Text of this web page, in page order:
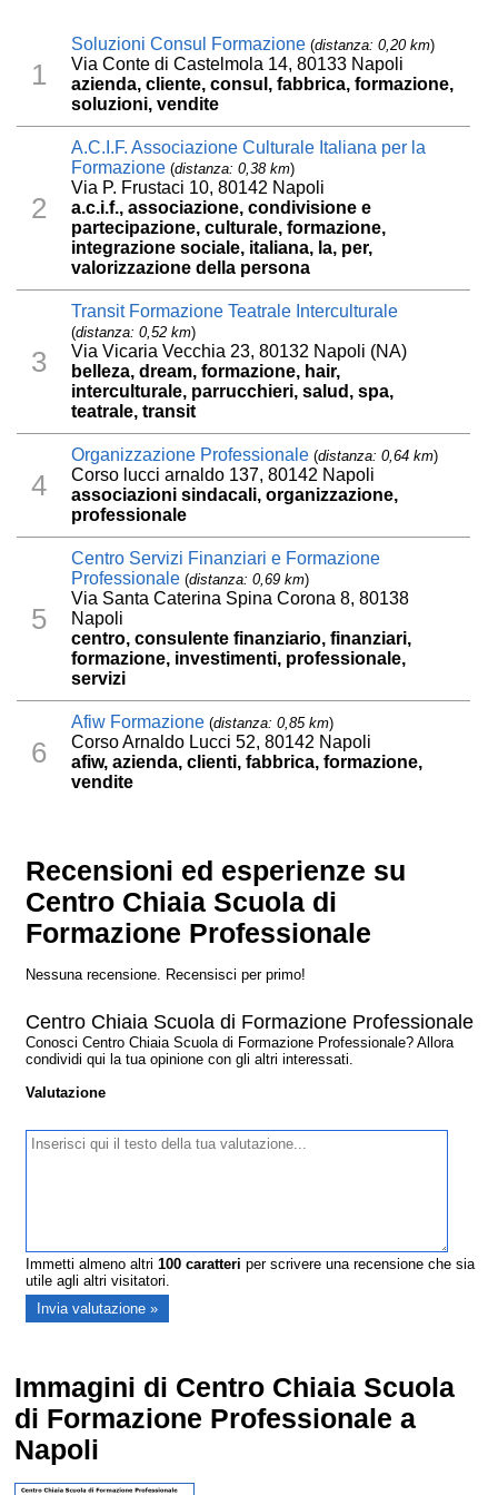
1
Soluzioni Consul Formazione (distanza: 0,20 km)
Via Conte di Castelmola 14, 80133 Napoli
azienda, cliente, consul, fabbrica, formazione,
soluzioni, vendite
2
A.C.I.F. Associazione Culturale Italiana per la
Formazione (distanza: 0,38 km)
Via P. Frustaci 10, 80142 Napoli
a.c.i.f., associazione, condivisione e
partecipazione, culturale, formazione,
integrazione sociale, italiana, la, per,
valorizzazione della persona
3
Transit Formazione Teatrale Interculturale
(distanza: 0,52 km)
Via Vicaria Vecchia 23, 80132 Napoli (NA)
belleza, dream, formazione, hair,
interculturale, parrucchieri, salud, spa,
teatrale, transit
4
Organizzazione Professionale (distanza: 0,64 km)
Corso lucci arnaldo 137, 80142 Napoli
associazioni sindacali, organizzazione,
professionale
5
Centro Servizi Finanziari e Formazione
Professionale (distanza: 0,69 km)
Via Santa Caterina Spina Corona 8, 80138
Napoli
centro, consulente finanziario, finanziari,
formazione, investimenti, professionale,
servizi
6
Afiw Formazione (distanza: 0,85 km)
Corso Arnaldo Lucci 52, 80142 Napoli
afiw, azienda, clienti, fabbrica, formazione,
vendite
Recensioni ed esperienze su
Centro Chiaia Scuola di
Formazione Professionale
Nessuna recensione. Recensisci per primo!
Centro Chiaia Scuola di Formazione Professionale
Conosci Centro Chiaia Scuola di Formazione Professionale? Allora
condividi qui la tua opinione con gli altri interessati.
Valutazione
Immetti almeno altri100 caratteri per scrivere una recensione che sia
utile agli altri visitatori.
Immagini di Centro Chiaia Scuola
di Formazione Professionale a
Napoli